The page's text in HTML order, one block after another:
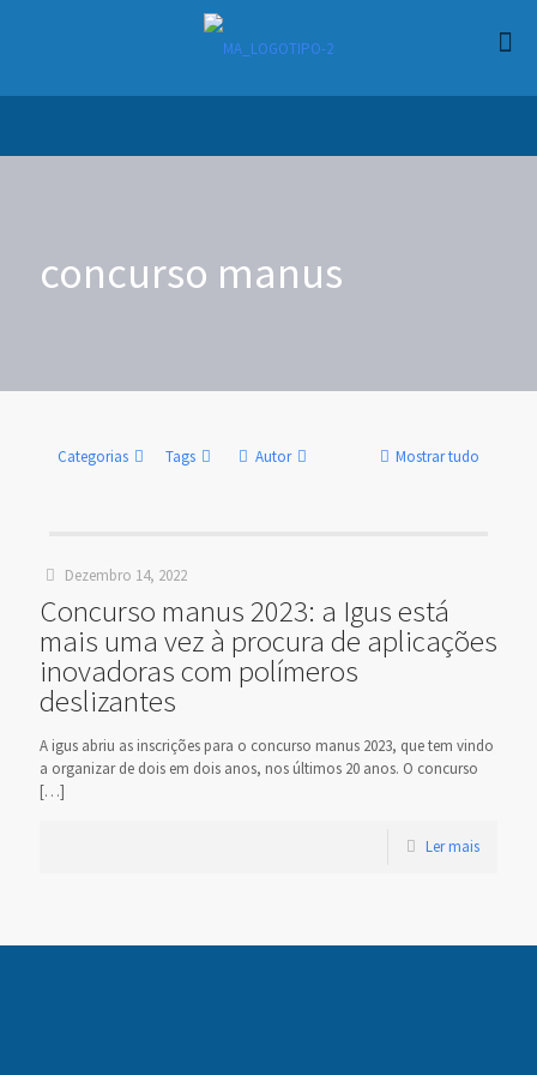
concurso manus
Categorias Tags Autor Mostrar tudo
Dezembro 14, 2022
Concurso manus 2023: a Igus está
mais uma vez à procura de aplicações
inovadoras com polímeros
deslizantes
A igus abriu as inscrições para o concurso manus 2023, que tem vindo
a organizar de dois em dois anos, nos últimos 20 anos. O concurso
[…]
Ler mais